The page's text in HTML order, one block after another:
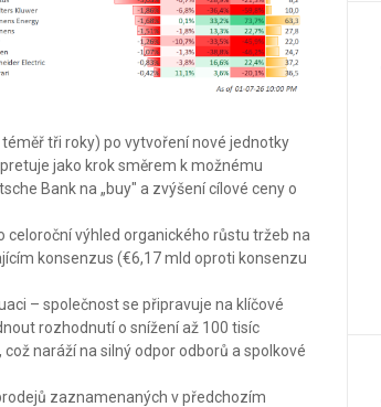
tři roky) po vytvoření nové jednotky
jako krok směrem k možnému
Bank na „buy" a zvýšení cílové ceny o
celoroční výhled organického růstu tržeb na
konsenzus (€6,17 mld oproti konsenzu
– společnost se připravuje na klíčové
rozhodnutí o snížení až 100 tisíc
naráží na silný odpor odborů a spolkové
zaznamenaných v předchozím